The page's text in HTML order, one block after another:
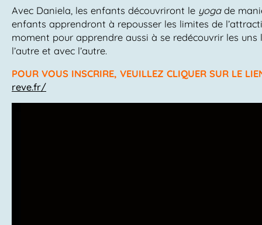
Avec Daniela, les enfants découvriront le yogade
enfants apprendront à repousser les limites de
moment pour apprendre aussi à se redécouvrir les
l’autre et avec l’autre.
POUR VOUS INSCRIRE, VEUILLEZ CLIQUER SUR LE
reve.fr/